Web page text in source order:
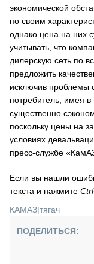
экономической
по своим
однако цена на них
учитывать, что
дилерскую сеть по
предложить
исключив проблемы
потребитель, имея в
существенно
поскольку цены на
условиях
пресс-службе
Если вы нашли
текста и нажмите
КАМАЗ|тягач
ПОДЕЛИТЬСЯ: